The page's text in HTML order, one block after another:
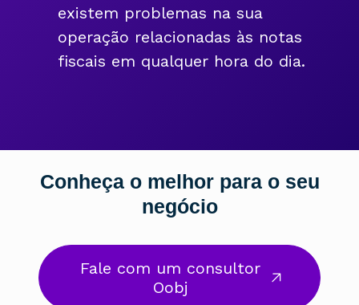
existem problemas na sua
operação relacionadas às notas
fiscais em qualquer hora do dia.
Conheça o melhor para o seu
negócio
Fale com um consultor
Oobj